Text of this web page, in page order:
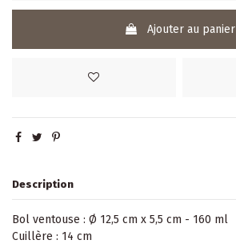
Ajouter au panier
Description
Bol ventouse : Ø 12,5 cm x 5,5 cm - 160 ml
Cuillère : 14 cm